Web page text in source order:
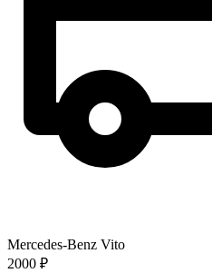
Mercedes-Benz Vito
2000 ₽